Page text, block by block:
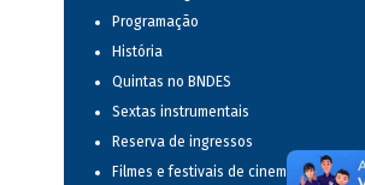
Programação
História
Quintas no BNDES
Sextas instrumentais
Reserva de ingressos
Filmes e festivais de cinema